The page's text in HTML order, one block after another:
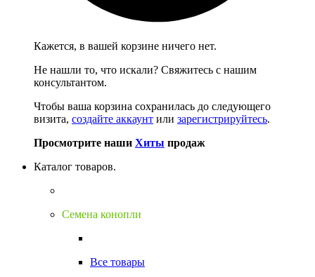
Кажется, в вашей корзине ничего нет.
Не нашли то, что искали? Свяжитесь с нашим
консультантом.
Чтобы ваша корзина сохранилась до следующего
визита, создайте аккаунт или зарегистрируйтесь.
Просмотрите наши Хиты продаж
Каталог товаров.
Семена конопли
Все товары